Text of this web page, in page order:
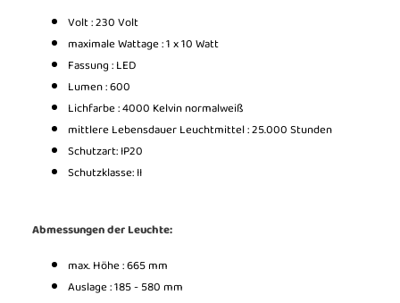
Volt : 230 Volt
maximale Wattage : 1 x 10 Watt
Fassung : LED
Lumen : 600
Lichfarbe : 4000 Kelvin normalweiß
mittlere Lebensdauer Leuchtmittel : 25.000 Stunden
Schutzart: IP20
Schutzklasse: II
Abmessungen der Leuchte:
max. Höhe : 665 mm
Auslage : 185 - 580 mm